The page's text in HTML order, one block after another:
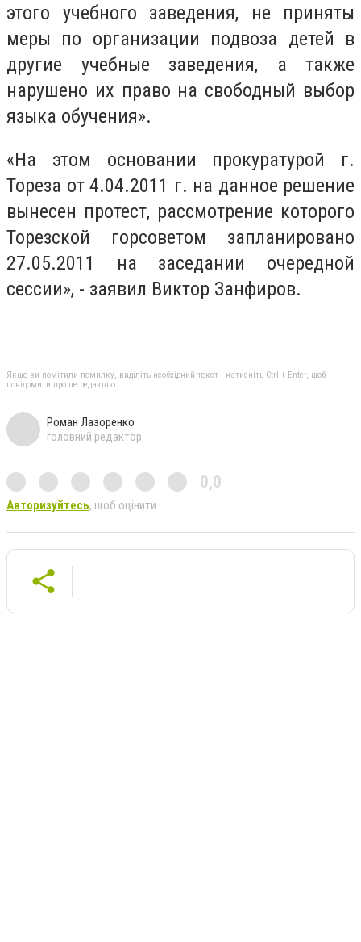
этого учебного заведения, не приняты
меры по организации подвоза детей в
другие учебные заведения, а также
нарушено их право на свободный выбор
языка обучения».
«На этом основании прокуратурой г.
Тореза от 4.04.2011 г. на данное решение
вынесен протест, рассмотрение которого
Торезской горсоветом запланировано
27.05.2011 на заседании очередной
сессии», - заявил Виктор Занфиров.
Якщо ви помітили помилку, виділіть необхідний текст і натисніть Ctrl + Enter, щоб
повідомити про це редакцію
Роман Лазоренко
головний редактор
0,0
Авторизуйтесь, щоб оцінити